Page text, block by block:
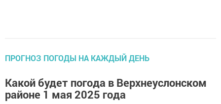
ПРОГНОЗ ПОГОДЫ НА КАЖДЫЙ ДЕНЬ
Какой будет погода в Верхнеуслонском
районе 1 мая 2025 года